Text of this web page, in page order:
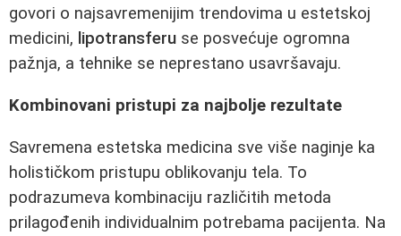
govori o najsavremenijim trendovima u estetskoj
medicini, lipotransferu se posvećuje ogromna
pažnja, a tehnike se neprestano usavršavaju.
Kombinovani pristupi za najbolje rezultate
Savremena estetska medicina sve više naginje ka
holističkom pristupu oblikovanju tela. To
podrazumeva kombinaciju različitih metoda
prilagođenih individualnim potrebama pacijenta. Na